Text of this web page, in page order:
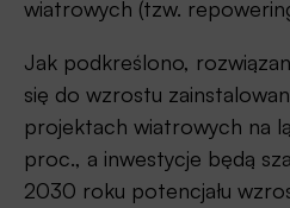
wiatrowych (tzw.
Jak podkreślono,
się do wzrostu
projektach wiatrowych na
proc., a inwestycje będą
2030 roku potencjału